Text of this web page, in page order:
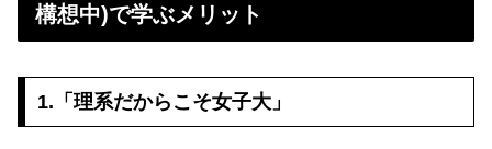
構想中)で学ぶメリット
1.「理系だからこそ女子大」